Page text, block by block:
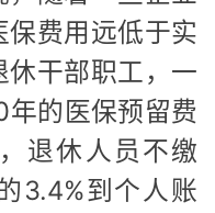
费用远低于实
休干部职工，一
年的医保预留费
退休人员不缴
3.4%到个人账